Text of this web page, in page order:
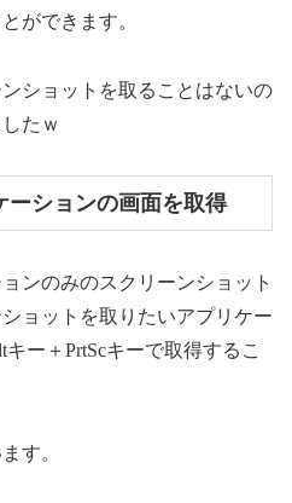
ができます。
ショットを取ることはないの
たｗ
ーションの画面を取得
ンのみのスクリーンショット
ョットを取りたいアプリケー
ー＋PrtScキーで取得するこ
す。